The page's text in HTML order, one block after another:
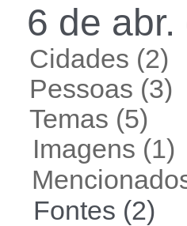
6 de
Imagens (1)
Fontes (2)